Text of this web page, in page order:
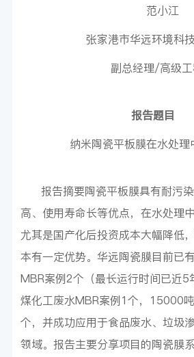
范小江
张家港市华远环境科
副总经理/高级
报告题目
纳米陶瓷平板膜在水处
报告摘要陶瓷平板膜具有耐污染
高、使用寿命长等优点，在水处理
尤其是国产化后投资成本大幅降低
本有一定优势。华远陶瓷膜目前已
MBR案例2个（最长运行时间已近
煤化工废水MBR案例1个，15000
个，并成功应用于食品废水、垃圾
领域。报告主要分享项目的陶瓷膜